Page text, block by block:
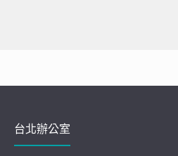
台北辦公室